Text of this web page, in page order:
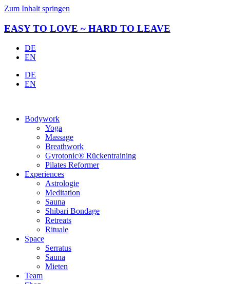
Zum Inhalt springen
EASY TO LOVE ~ HARD TO LEAVE
DE
EN
DE
EN
Bodywork
Yoga
Massage
Breathwork
Gyrotonic® Rückentraining
Pilates Reformer
Experiences
Astrologie
Meditation
Sauna
Shibari Bondage
Retreats
Rituale
Space
Serratus
Sauna
Mieten
Team